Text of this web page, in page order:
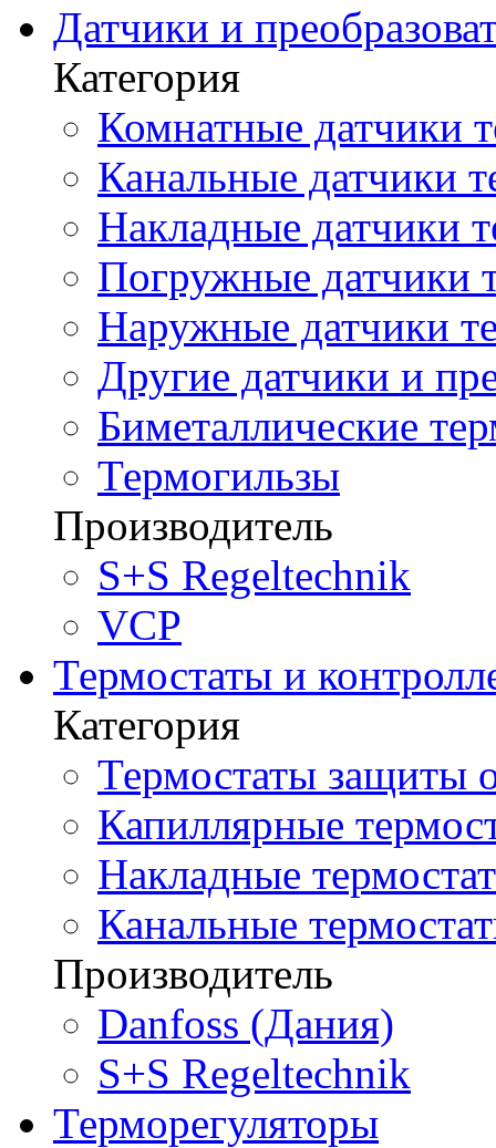
Датчики и
Категория
Комнатные датчики
Канальные датчики
Накладные датчики
Погружные датчики
Наружные датчики
Другие датчики и
Биметаллические
Термогильзы
Производитель
S+S Regeltechnik
VCP
Термостаты и
Категория
Термостаты защиты
Капиллярные
Накладные
Канальные
Производитель
Danfoss (Дания)
S+S Regeltechnik
Терморегуляторы